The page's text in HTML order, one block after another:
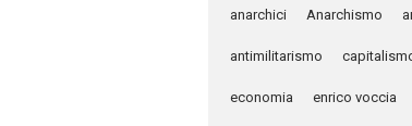
anarchici Anarchismo
antimilitarismo
economia enrico voccia